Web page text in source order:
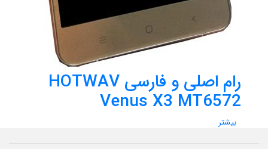
رام اصلی و فارسی HOTWAV
Venus X3 MT6572
بیشتر